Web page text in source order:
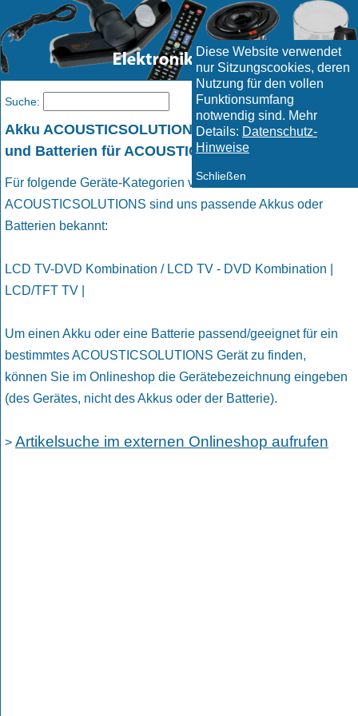
Diese Website verwendet
nur Sitzungscookies, deren
Nutzung für den vollen
Funktionsumfang
notwendig sind. Mehr
Details: Datenschutz-
Hinweise
Schließen
Akku ACOUSTICSOLUTIONS - passende Akkus
und Batterien für ACOUSTICSOLUTIONS Geräte
Für folgende Geräte-Kategorien von
ACOUSTICSOLUTIONS sind uns passende Akkus oder
Batterien bekannt:
LCD TV-DVD Kombination / LCD TV - DVD Kombination |
LCD/TFT TV |
Um einen Akku oder eine Batterie passend/geeignet für ein
bestimmtes ACOUSTICSOLUTIONS Gerät zu finden,
können Sie im Onlineshop die Gerätebezeichnung eingeben
(des Gerätes, nicht des Akkus oder der Batterie).
> Artikelsuche im externen Onlineshop aufrufen
Suche: